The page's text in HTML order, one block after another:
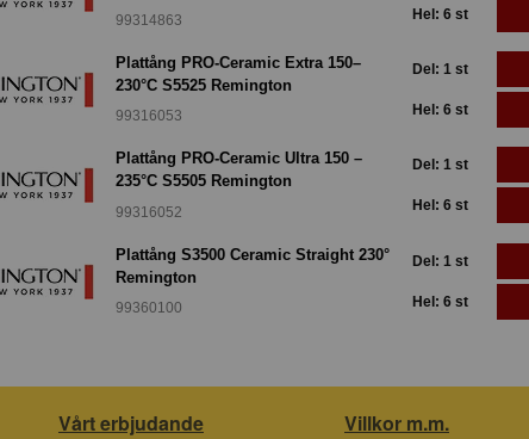
99314863 Hel: 6 st
Plattång PRO-Ceramic Extra 150–
230°C S5525 Remington
99316053
Del: 1 st
Hel: 6 st
Plattång PRO-Ceramic Ultra 150 –
235°C S5505 Remington
99316052
Del: 1 st
Hel: 6 st
Plattång S3500 Ceramic Straight 230°
Remington
99360100
Del: 1 st
Hel: 6 st
Vårt erbjudande Villkor m.m.